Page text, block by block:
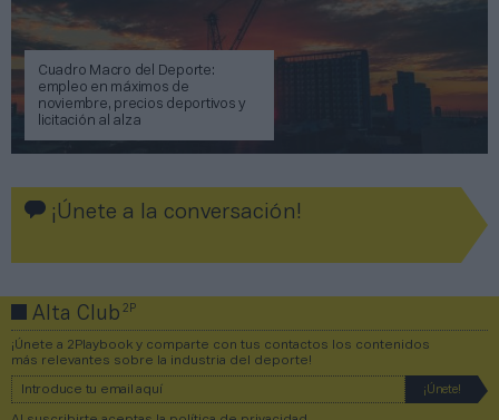
Cuadro Macro del Deporte:
empleo en máximos de
noviembre, precios deportivos y
licitación al alza
¡Únete a la conversación!
Alta Club2P
¡Únete a 2Playbook y comparte con tus contactos los contenidos
más relevantes sobre la industria del deporte!